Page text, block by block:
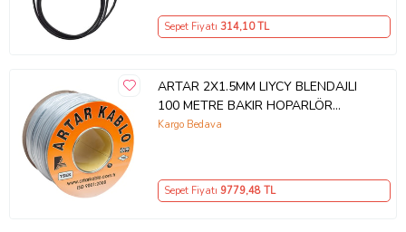
Sepet Fiyatı 314,10 TL
ARTAR 2X1.5MM LIYCY BLENDAJLI
100 METRE BAKIR HOPARLÖR
KABLOSU
Kargo Bedava
Sepet Fiyatı 9779,48 TL